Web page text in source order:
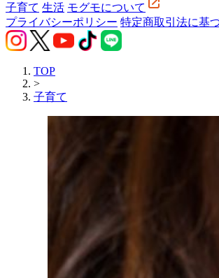
子育て 生活 モグモについて
プライバシーポリシー 特定商取引法に基
TOP
>
子育て